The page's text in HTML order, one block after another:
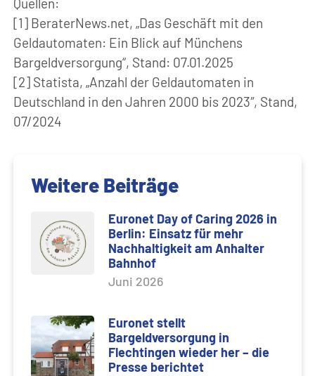
[1] BeraterNews.net, „Das Geschäft mit den
Geldautomaten: Ein Blick auf Münchens
Bargeldversorgung“, Stand: 07.01.2025
[2] Statista, „Anzahl der Geldautomaten in
Deutschland in den Jahren 2000 bis 2023″, Stand,
07/2024
Weitere Beiträge
Euronet Day of Caring 2026 in
Berlin: Einsatz für mehr
Nachhaltigkeit am Anhalter
Bahnhof
Juni 2026
Euronet stellt
Bargeldversorgung in
Flechtingen wieder her – die
Presse berichtet